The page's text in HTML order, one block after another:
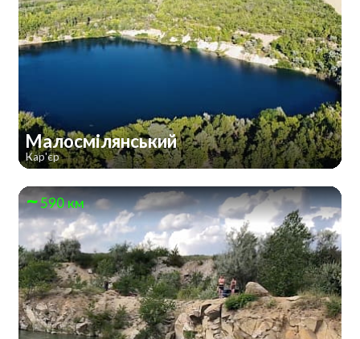
Малосмілянський
Кар'єр
590 км